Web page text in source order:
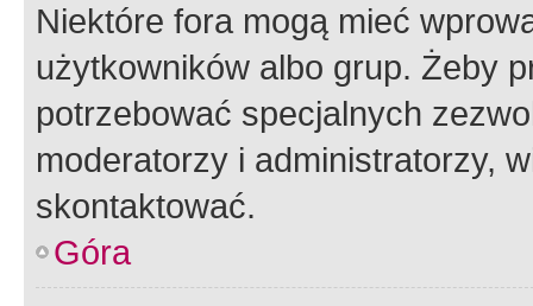
Niektóre fora mogą mieć
użytkowników albo grup. Żeby
potrzebować specjalnych
moderatorzy i administratorzy,
skontaktować.
Góra